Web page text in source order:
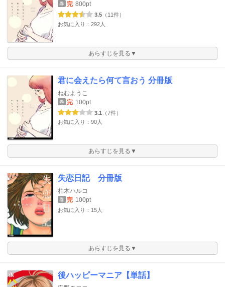
巻 完 800pt
3.5 （11件）
お気に入り：292人
あらすじを見る▼
君に会えたら何て言おう 分冊版
ねむようこ
巻 完 100pt
3.1
（7件）
お気に入り：90人
あらすじを見る▼
失恋日記 分冊版
柏木ハルコ
巻 完 100pt
お気に入り：15人
あらすじを見る▼
後ハッピーマニア【単話】